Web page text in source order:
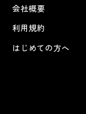
会社概要
利用規約
はじめての方へ